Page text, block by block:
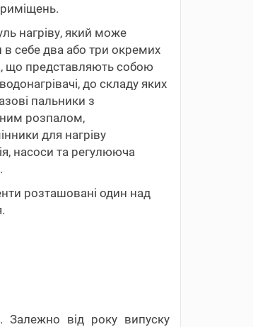
нагріву, який може
в себе два або три окремих
що представляють собою
до складу яких
пальники з
розпалом,
для нагріву
насоси та регулююча
розташовані один над
Залежно від року випуску